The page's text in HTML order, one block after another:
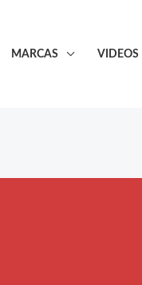
MARCAS VIDEOS